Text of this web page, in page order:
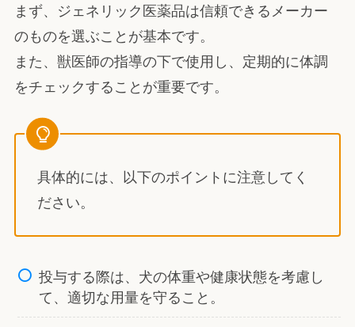
まず、ジェネリック医薬品は信頼できるメーカー
のものを選ぶことが基本です。
また、獣医師の指導の下で使用し、定期的に体調
をチェックすることが重要です。
具体的には、以下のポイントに注意してく
ださい。
投与する際は、犬の体重や健康状態を考慮し
て、適切な用量を守ること。